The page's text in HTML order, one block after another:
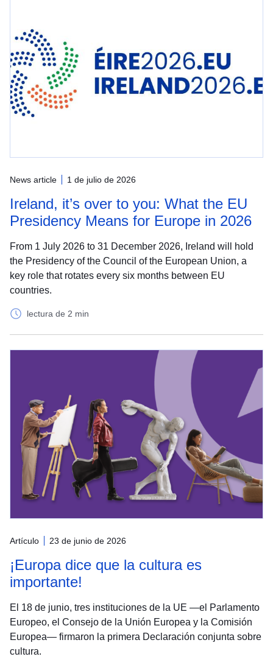
News article 1 de julio de 2026
Ireland, it’s over to you: What the EU
Presidency Means for Europe in 2026
From 1 July 2026 to 31 December 2026, Ireland will hold
the Presidency of the Council of the European Union, a
key role that rotates every six months between EU
countries.
lectura de 2 min
Artículo 23 de junio de 2026
¡Europa dice que la cultura es
importante!
El 18 de junio, tres instituciones de la UE —el Parlamento
Europeo, el Consejo de la Unión Europea y la Comisión
Europea— firmaron la primera Declaración conjunta sobre
cultura.